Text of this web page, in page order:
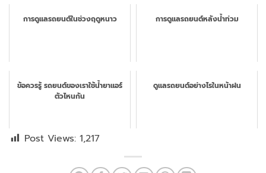
การดูแลรถยนต์ในช่วงฤดูหนาว การดูแลรถยนต์หลังน้ำท่วม
ข้อควรรู้ รถยนต์ของเราใช้น้ำยาแอร์
ตัวไหนกัน
ดูแลรถยนต์อย่างไรในหน้าฝน
Post Views: 1,217